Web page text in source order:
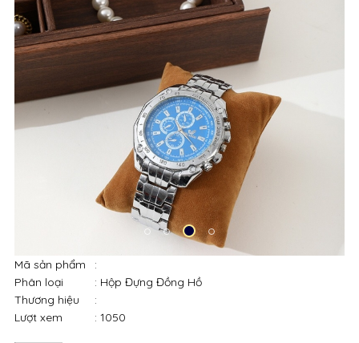
Mã sản phẩm
:
Phân loại
: Hộp Đựng Đồng Hồ
Thương hiệu
:
Lượt xem
: 1050